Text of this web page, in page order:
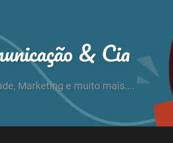
& Cia
Marketing e muito mais....